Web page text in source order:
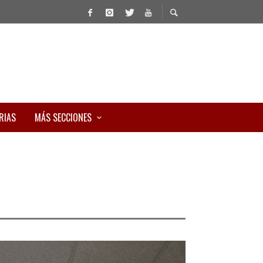
MÁS SECCIONES